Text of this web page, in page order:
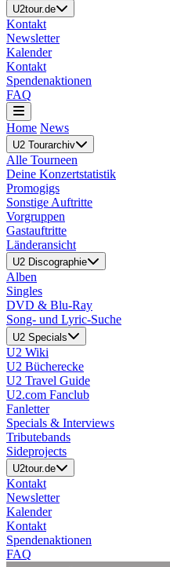
U2tour.de
Kontakt
Newsletter
Kalender
Kontakt
Spendenaktionen
FAQ
Home News
U2 Tourarchiv
Alle Tourneen
Deine Konzertstatistik
Promogigs
Sonstige Auftritte
Vorgruppen
Gastauftritte
Länderansicht
U2 Discographie
Alben
Singles
DVD & Blu-Ray
Song- und Lyric-Suche
U2 Specials
U2 Wiki
U2 Bücherecke
U2 Travel Guide
U2.com Fanclub
Fanletter
Specials & Interviews
Tributebands
Sideprojects
U2tour.de
Kontakt
Newsletter
Kalender
Kontakt
Spendenaktionen
FAQ